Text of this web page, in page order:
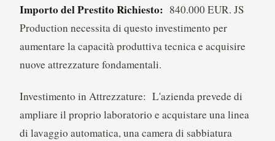
Importo del Prestito Richiesto: 840.000 EUR. JS
Production necessita di questo investimento per
aumentare la capacità produttiva tecnica e acquisire
nuove attrezzature fondamentali.
Investimento in Attrezzature: L'azienda prevede di
ampliare il proprio laboratorio e acquistare una linea
di lavaggio automatica, una camera di sabbiatura